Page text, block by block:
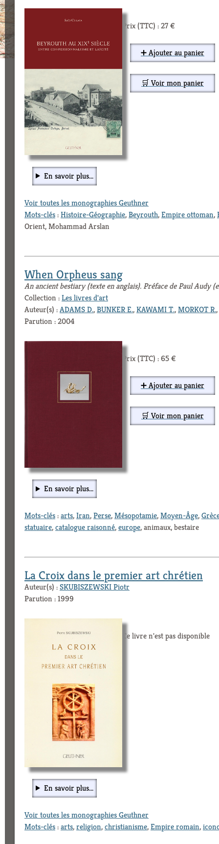
Prix (TTC) : 27 €
➕ Ajouter au panier
🛒 Voir mon panier
En savoir plus...
Voir toutes les monographies Geuthner
Mots-clés:Histoire-Géographie,Beyrouth,Empire ottoman,
Orient, Mohammad Arslan
When Orpheus sang
An ancient bestiary (texte en anglais). Préface de Paul Audy
Collection :Les livres d'art
Auteur(s) :ADAMS D.,BUNKER E.,KAWAMI T.,MORKOT R.,
Parution : 2004
Prix (TTC) : 65 €
➕ Ajouter au panier
🛒 Voir mon panier
En savoir plus...
Mots-clés:arts,Iran,Perse,Mésopotamie,Moyen-Âge,
statuaire,catalogue raisonné,europe, animaux, bestaire
La Croix dans le premier art chrétien
Auteur(s) :SKUBISZEWSKI Piotr
Parution : 1999
Ce livre n'est pas disponible
En savoir plus...
Voir toutes les monographies Geuthner
Mots-clés:arts,religion,christianisme,Empire romain,